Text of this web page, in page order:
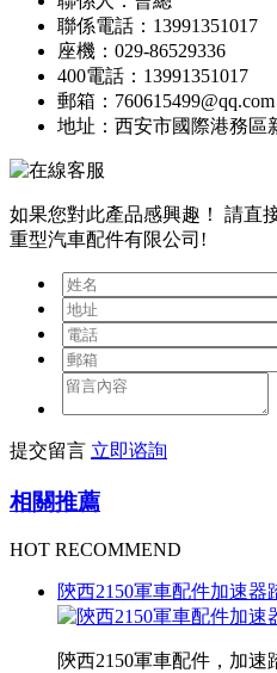
聯係電話：13991351017
座機：029-86529336
400電話：13991351017
郵箱：760615499@qq.com
地址：西安市國際港務
如果您對此產品感興趣！
請直
重型汽車配件有限公司!
提交留言 立即谘詢
相關推薦
HOT RECOMMEND
陝西2150軍車配件加速器
陝西2150軍車配件，